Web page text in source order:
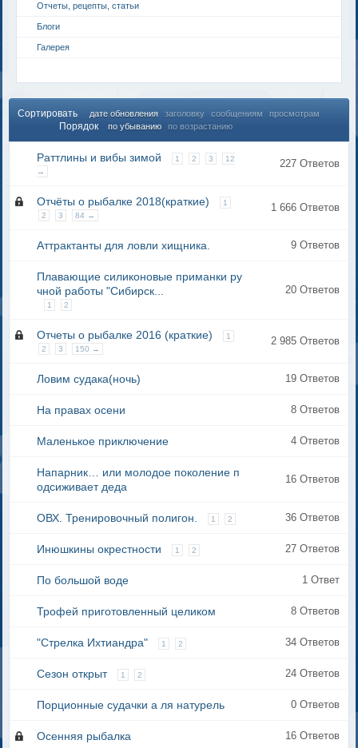
Отчеты, рецепты, статьи
Блоги
Галерея
Сортировать дате обновления заголовку сообщениям просмотрам
Порядок по убыванию по возрастанию
Раттлины и вибы зимой 1 2 3
12
→
227 Ответов
Отчёты о рыбалке 2018(краткие)
1
2
3 84 →
1 666 Ответов
Аттрактанты для ловли хищника. 9 Ответов
Плавающие силиконовые приманки ру
чной работы "Сибирск...
1 2
20 Ответов
Отчеты о рыбалке 2016 (краткие)
1
2
3 150 →
2 985 Ответов
Ловим судака(ночь) 19 Ответов
На правах осени 8 Ответов
Маленькое приключение 4 Ответов
Напарник… или молодое поколение п
одсиживает деда
16 Ответов
ОВХ. Тренировочный полигон. 1 2 36 Ответов
Инюшкины окрестности 1 2 27 Ответов
По большой воде 1 Ответ
Трофей приготовленный целиком 8 Ответов
"Стрелка Ихтиандра" 1 2 34 Ответов
Сезон открыт 1 2 24 Ответов
Порционные судачки а ля натурель 0 Ответов
Осенняя рыбалка 16 Ответов